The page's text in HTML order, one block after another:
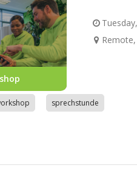
sprechstunde